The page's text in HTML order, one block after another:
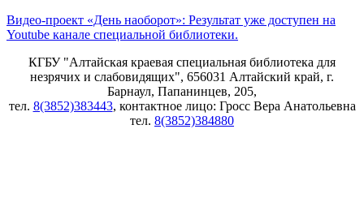
Видео-проект «День наоборот»: Результат уже доступен на
Youtube канале специальной библиотеки.
КГБУ "Алтайская краевая специальная библиотека для
незрячих и слабовидящих", 656031 Алтайский край, г.
Барнаул, Папанинцев, 205,
тел. 8(3852)383443, контактное лицо: Гросс Вера Анатольевна
тел. 8(3852)384880